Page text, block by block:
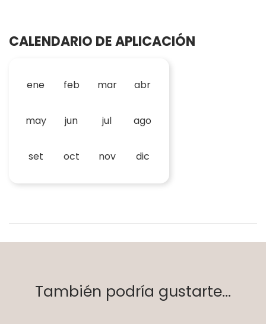
CALENDARIO DE APLICACIÓN
ene feb mar abr
may jun jul ago
set oct nov dic
También podría gustarte...